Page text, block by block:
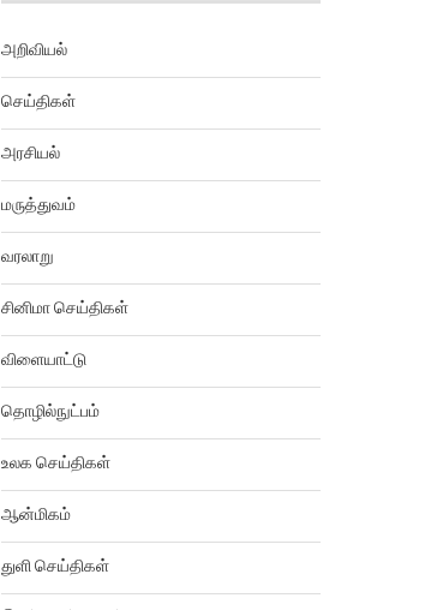
அறிவியல்
செய்திகள்
அரசியல்
மருத்துவம்
வரலாறு
சினிமா செய்திகள்
விளையாட்டு
தொழில்நுட்பம்
உலக செய்திகள்
ஆன்மிகம்
துளி செய்திகள்